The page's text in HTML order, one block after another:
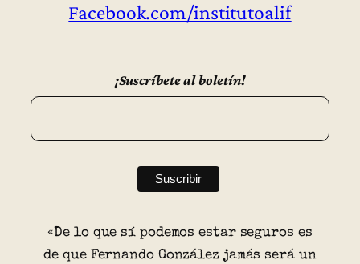
Facebook.com/institutoalif
¡Suscríbete al boletín!
«De lo que sí podemos estar seguros es
de que Fernando González jamás será un